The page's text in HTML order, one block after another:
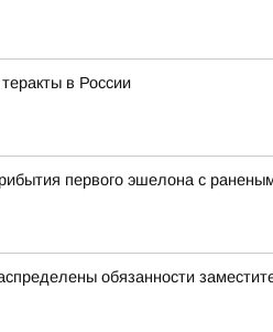
в России
первого эшелона с
обязанности